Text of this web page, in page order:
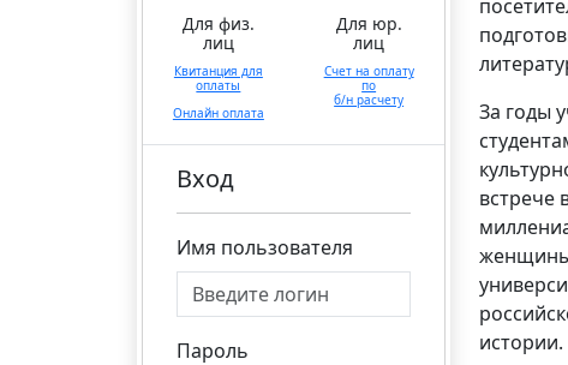
Для физ.
лиц
Квитанция для
оплаты
Онлайн оплата
Для юр.
лиц
Счет на оплату
по
б/н расчету
Вход
Имя пользователя
Пароль
За годы
встрече
женщины
истории.